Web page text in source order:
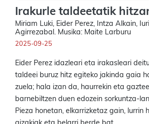
Irakurle taldeetatik
Miriam Luki, Eider Perez, Intza Alkain,
Agirrezabal. Musika: Maite Larburu
2025-09-25
Eider Perez idazleari eta irakasleari
taldeei buruz hitz egiteko jakinda gaia
zuela; hala izan da, haurrekin eta
barnebiltzen duen edozein sorkuntza-
Pieza honetan, elkarrizketaz gain, lurrin